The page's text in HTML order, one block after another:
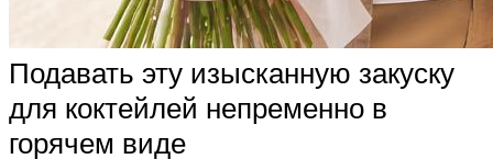
Подавать эту изысканную закуску
для коктейлей непременно в
горячем виде